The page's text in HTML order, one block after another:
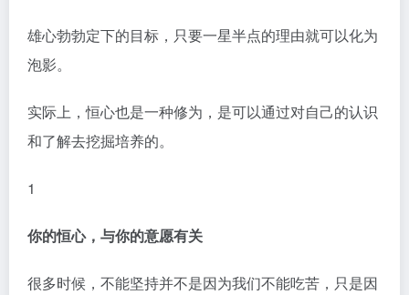
雄心勃勃定下的目标，只要一星半点的理由就可以化为
泡影。
实际上，恒心也是一种修为，是可以通过对自己的认识
和了解去挖掘培养的。
1
你的恒心，与你的意愿有关
很多时候，不能坚持并不是因为我们不能吃苦，只是因